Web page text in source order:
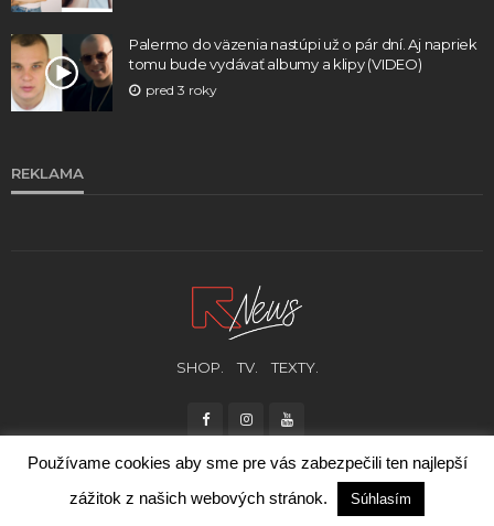
Palermo do väzenia nastúpi už o pár dní. Aj napriek
tomu bude vydávať albumy a klipy (VIDEO)
pred 3 roky
REKLAMA
SHOP. TV. TEXTY.
© RUKA HORE 2021
Používame cookies aby sme pre vás zabezpečili ten najlepší
zážitok z našich webových stránok.
Súhlasím